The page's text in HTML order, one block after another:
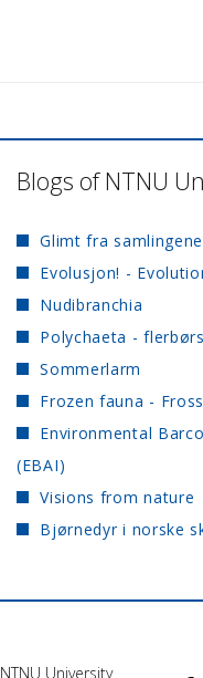
Blogs of NTNU
Glimt fra samlingene
Evolusjon! -
Nudibranchia
Polychaeta -
Sommerlarm
Frozen fauna -
Environmental
(EBAI)
Visions from nature
Bjørnedyr i norske
NTNU University